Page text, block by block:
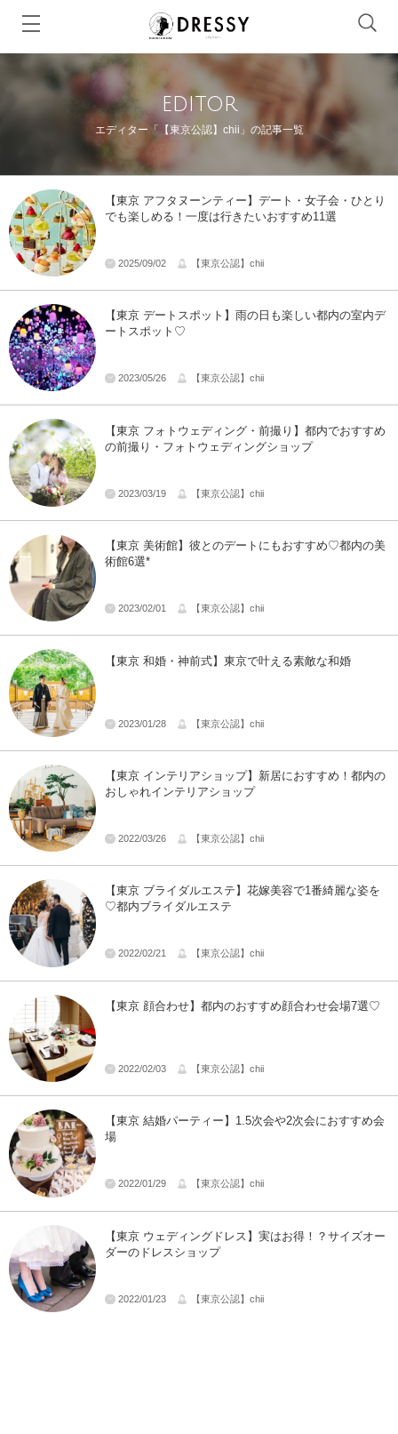
editor
エディター「【東京公認】chii」の記事一覧
【東京 アフタヌーンティー】デート・女子会・ひとり
でも楽しめる！一度は行きたいおすすめ11選
2025/09/02 【東京公認】chii
【東京 デートスポット】雨の日も楽しい都内の室内デ
ートスポット♡
2023/05/26 【東京公認】chii
【東京 フォトウェディング・前撮り】都内でおすすめ
の前撮り・フォトウェディングショップ
2023/03/19 【東京公認】chii
【東京 美術館】彼とのデートにもおすすめ♡都内の美
術館6選*
2023/02/01 【東京公認】chii
【東京 和婚・神前式】東京で叶える素敵な和婚
2023/01/28 【東京公認】chii
【東京 インテリアショップ】新居におすすめ！都内の
おしゃれインテリアショップ
2022/03/26 【東京公認】chii
【東京 ブライダルエステ】花嫁美容で1番綺麗な姿を
♡都内ブライダルエステ
2022/02/21 【東京公認】chii
【東京 顔合わせ】都内のおすすめ顔合わせ会場7選♡
2022/02/03 【東京公認】chii
【東京 結婚パーティー】1.5次会や2次会におすすめ会
場
2022/01/29 【東京公認】chii
【東京 ウェディングドレス】実はお得！？サイズオー
ダーのドレスショップ
2022/01/23 【東京公認】chii